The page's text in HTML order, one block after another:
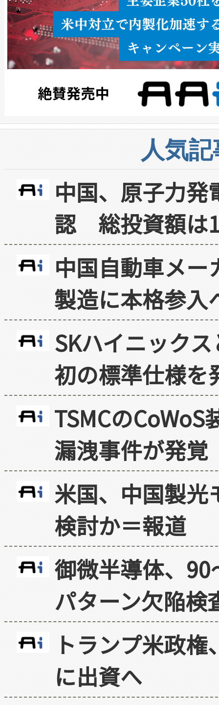
人気
中国、原子力
認 総投資額は
中国自動車メ
製造に本格参入
SKハイニック
初の標準仕様を
TSMCの
漏洩事件が発覚
米国、中国製光
検討か＝報道
御微半導体、
パターン欠陥検
トランプ米政
に出資へ